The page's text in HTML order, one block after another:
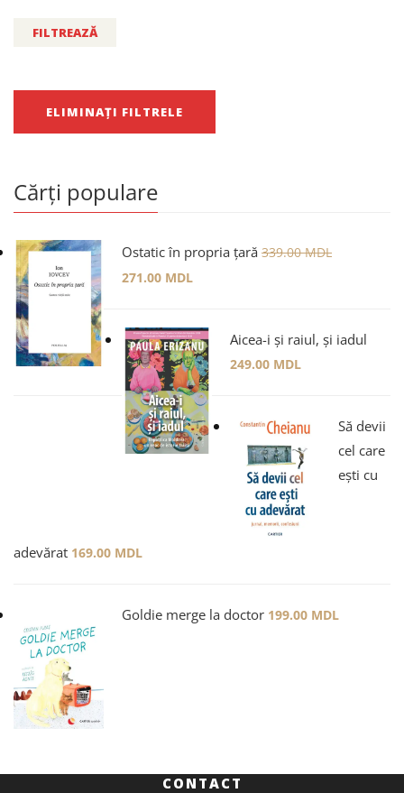
FILTREAZĂ
ELIMINAȚI FILTRELE
Cărți populare
Ostatic în propria țară 339.00MDL
271.00 MDL
Aicea-i și raiul, și iadul
249.00 MDL
Să devii
cel care
ești cu
adevărat 169.00 MDL
Goldie merge la doctor 199.00 MDL
CONTACT